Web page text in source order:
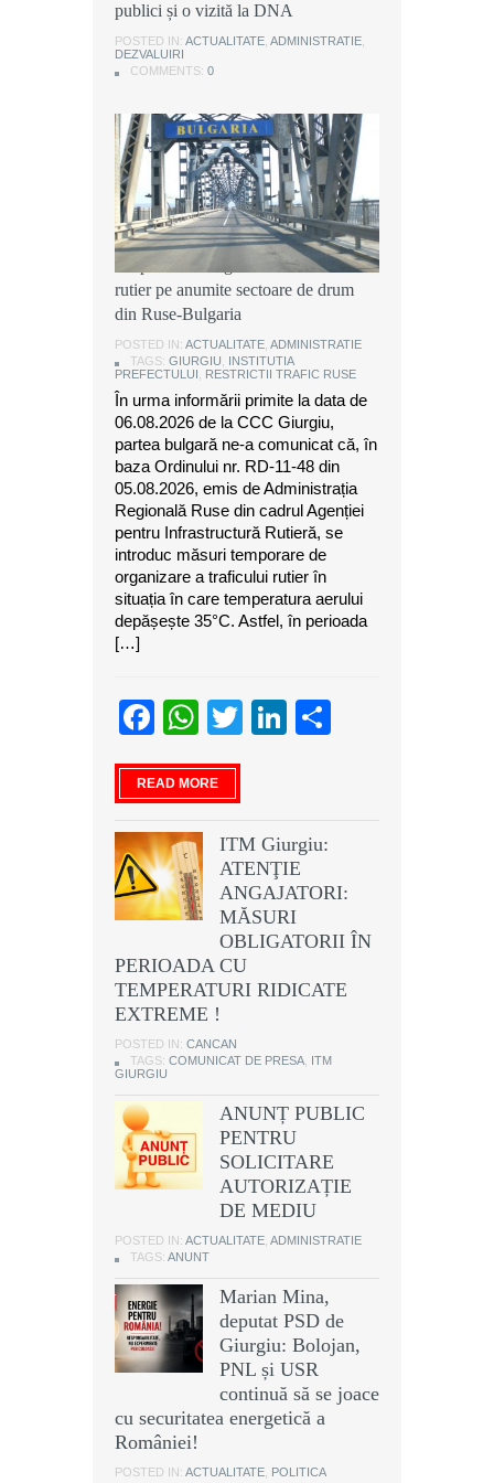
publici și o vizită la DNA
POSTED IN: ACTUALITATE ADMINISTRATIE
DEZVALUIRI
COMMENTS: 0
publici și o vizită la DNA
POSTED IN: ACTUALITATE ADMINISTRATIE
DEZVALUIRI
COMMENTS: 0
publici și o vizită la DNA
POSTED IN: ACTUALITATE ADMINISTRATIE
DEZVALUIRI
COMMENTS: 0
Instituția Prefectului: Măsuri
temporare de organizare a traficului
rutier pe anumite sectoare de drum
din Ruse-Bulgaria
POSTED IN: ACTUALITATE ADMINISTRATIE
TAGS: GIURGIU
INSTITUTIA
PREFECTULUI
RESTRICTII TRAFIC RUSE
În urma informării primite la data de
06.08.2026 de la CCC Giurgiu,
partea bulgară ne-a comunicat că, în
baza Ordinului nr. RD-11-48 din
05.08.2026, emis de Administrația
Regională Ruse din cadrul Agenției
pentru Infrastructură Rutieră, se
introduc măsuri temporare de
organizare a traficului rutier în
situația în care temperatura aerului
depășește 35°C. Astfel, în perioada
[…]
Facebook
WhatsApp
TwitterLinkedIn
READ MORE
ITM Giurgiu:
ATENŢIE
ANGAJATORI:
MĂSURI
OBLIGATORII ÎN
PERIOADA CU
TEMPERATURI RIDICATE
EXTREME !
POSTED IN: CANCAN
TAGS: COMUNICAT DE PRESA ITM
GIURGIU
ANUNȚ PUBLIC
PENTRU
SOLICITARE
AUTORIZAȚIE
DE MEDIU
POSTED IN: ACTUALITATE ADMINISTRATIE
TAGS: ANUNT
Marian Mina,
deputat PSD de
Giurgiu: Bolojan,
PNL și USR
continuă să se joace
cu securitatea energetică a
României!
POSTED IN: ACTUALITATE POLITICA